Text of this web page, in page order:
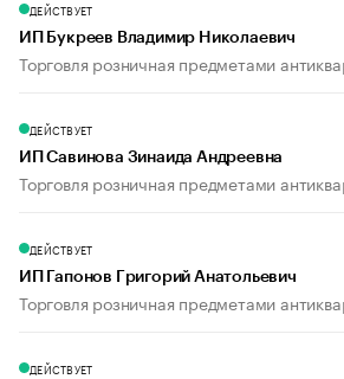
ДЕЙСТВУЕТ
ИП Букреев Владимир Николаевич
Торговля розничная предметами
ДЕЙСТВУЕТ
ИП Савинова Зинаида Андреевна
Торговля розничная предметами
ДЕЙСТВУЕТ
ИП Гапонов Григорий Анатольевич
Торговля розничная предметами
ДЕЙСТВУЕТ